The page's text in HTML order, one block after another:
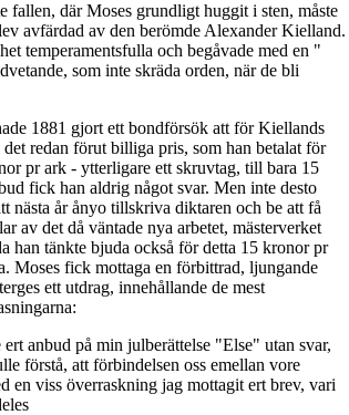
fallen, där Moses grundligt huggit i sten, måste
avfärdad av den berömde Alexander Kielland.
temperamentsfulla och begåvade med en "
som inte skräda orden, när de bli
1881 gjort ett bondförsök att för Kiellands
redan förut billiga pris, som han betalat för
pr ark - ytterligare ett skruvtag, till bara 15
fick han aldrig något svar. Men inte desto
nästa år ånyo tillskriva diktaren och be att få
av det då väntade nya arbetet, mästerverket
han tänkte bjuda också för detta 15 kronor pr
Moses fick mottaga en förbittrad, ljungande
ett utdrag, innehållande de mest
anbud på min julberättelse "Else" utan svar,
förstå, att förbindelsen oss emellan vore
en viss överraskning jag mottagit ert brev, vari